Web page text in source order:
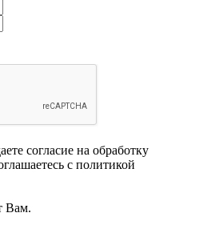
согласие на обработку
c политикой
Вам.